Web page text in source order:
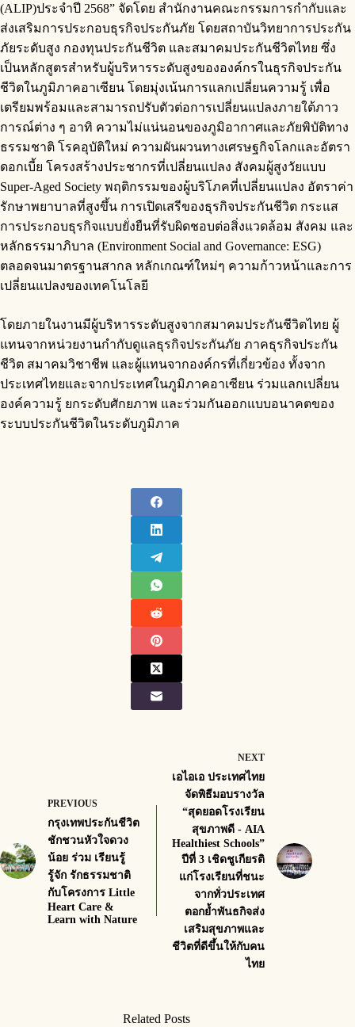
(ALIP)ประจำปี 2568” จัดโดย สำนักงานคณะกรรมการกำกับและ
ส่งเสริมการประกอบธุรกิจประกันภัย โดยสถาบันวิทยาการประกัน
ภัยระดับสูง กองทุนประกันชีวิต และสมาคมประกันชีวิตไทย ซึ่ง
เป็นหลักสูตรสำหรับผู้บริหารระดับสูงขององค์กรในธุรกิจประกัน
ชีวิตในภูมิภาคอาเซียน โดยมุ่งเน้นการแลกเปลี่ยนความรู้ เพื่อ
เตรียมพร้อมและสามารถปรับตัวต่อการเปลี่ยนแปลงภายใต้ภาว
การณ์ต่าง ๆ อาทิ ความไม่แน่นอนของภูมิอากาศและภัยพิบัติทาง
ธรรมชาติ โรคอุบัติใหม่ ความผันผวนทางเศรษฐกิจโลกและอัตรา
ดอกเบี้ย โครงสร้างประชากรที่เปลี่ยนแปลง สังคมผู้สูงวัยแบบ
Super-Aged Society พฤติกรรมของผู้บริโภคที่เปลี่ยนแปลง อัตราค่า
รักษาพยาบาลที่สูงขึ้น การเปิดเสรีของธุรกิจประกันชีวิต กระแส
การประกอบธุรกิจแบบยั่งยืนที่รับผิดชอบต่อสิ่งแวดล้อม สังคม และ
หลักธรรมาภิบาล (Environment Social and Governance: ESG)
ตลอดจนมาตรฐานสากล หลักเกณฑ์ใหม่ๆ ความก้าวหน้าและการ
เปลี่ยนแปลงของเทคโนโลยี
โดยภายในงานมีผู้บริหารระดับสูงจากสมาคมประกันชีวิตไทย ผู้
แทนจากหน่วยงานกำกับดูแลธุรกิจประกันภัย ภาคธุรกิจประกัน
ชีวิต สมาคมวิชาชีพ และผู้แทนจากองค์กรที่เกี่ยวข้อง ทั้งจาก
ประเทศไทยและจากประเทศในภูมิภาคอาเซียน ร่วมแลกเปลี่ยน
องค์ความรู้ ยกระดับศักยภาพ และร่วมกันออกแบบอนาคตของ
ระบบประกันชีวิตในระดับภูมิภาค
PREVIOUS
กรุงเทพประกันชีวิต
ชักชวนหัวใจดวง
น้อย ร่วม เรียนรู้
รู้จัก รักธรรมชาติ
กับโครงการ Little
Heart Care &
Learn with Nature
NEXT
เอไอเอ ประเทศไทย
จัดพิธีมอบรางวัล
“สุดยอดโรงเรียน
สุขภาพดี - AIA
Healthiest Schools”
ปีที่ 3 เชิดชูเกียรติ
แก่โรงเรียนที่ชนะ
จากทั่วประเทศ
ตอกย้ำพันธกิจส่ง
เสริมสุขภาพและ
ชีวิตที่ดีขึ้นให้กับคน
ไทย
Related Posts